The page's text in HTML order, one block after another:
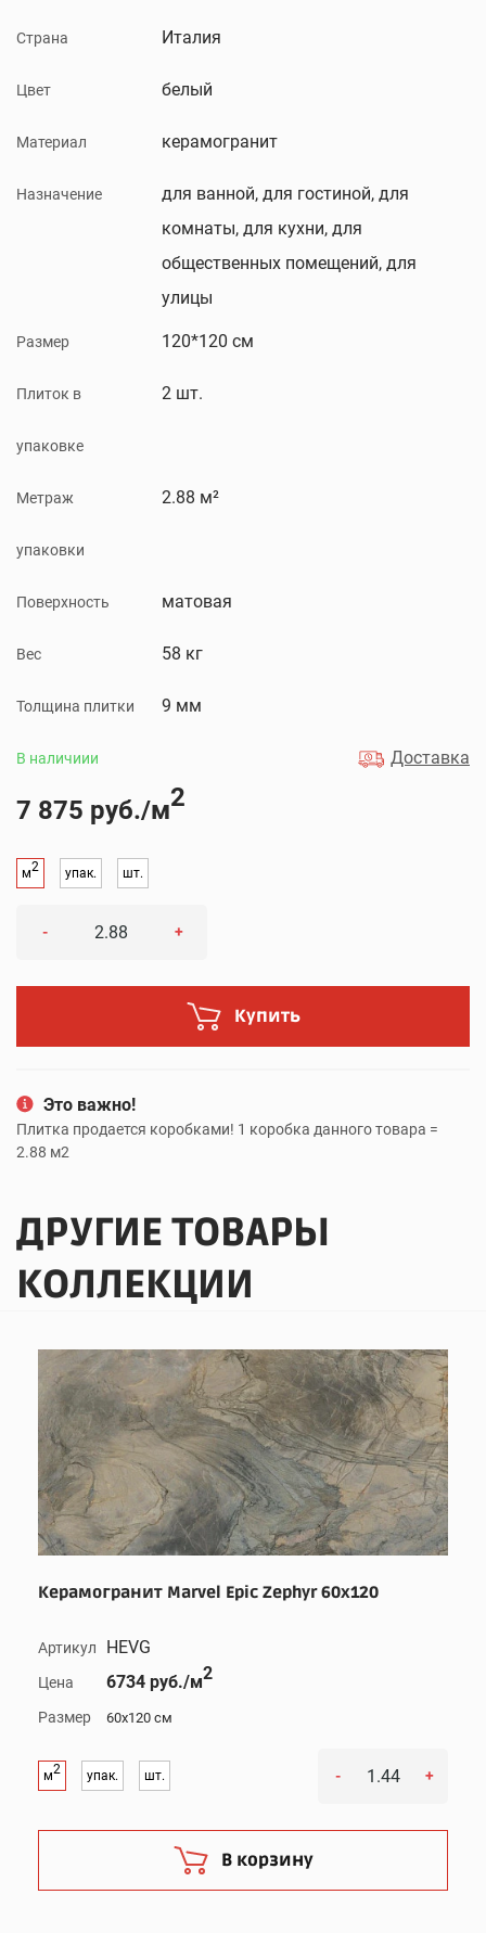
Страна Италия
Цвет белый
Материал керамогранит
Назначение
для ванной, для гостиной, для
комнаты, для кухни, для
общественных помещений, для
улицы
Размер 120*120 см
Плиток в
упаковке
2 шт.
Метраж
упаковки
2.88 м²
Поверхность матовая
Вес 58 кг
Толщина плитки 9 мм
В наличиии Доставка
7 875 руб./м2
м2 упак. шт.
- +
Купить
Это важно!
Плитка продается коробками! 1 коробка данного товара =
2.88 м2
ДРУГИЕ ТОВАРЫ
КОЛЛЕКЦИИ
Керамогранит Marvel Epic Zephyr 60x120
Артикул HEVG
Цена 6734 руб./м2
Размер 60x120 см
м2 упак. шт. - +
В корзину